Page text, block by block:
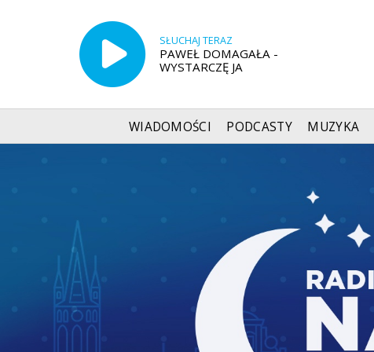
SŁUCHAJ TERAZ
PAWEŁ DOMAGAŁA -
WYSTARCZĘ JA
WIADOMOŚCI PODCASTY MUZYKA